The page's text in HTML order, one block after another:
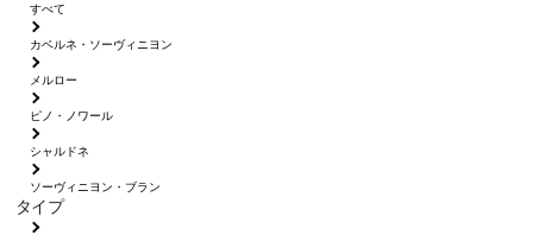
すべて
カベルネ・ソーヴィニヨン
メルロー
ピノ・ノワール
シャルドネ
ソーヴィニヨン・ブラン
タイプ